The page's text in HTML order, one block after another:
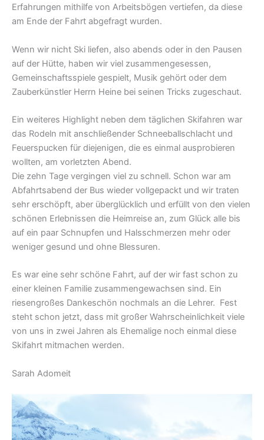
Erfahrungen mithilfe von Arbeitsbögen vertiefen, da diese
am Ende der Fahrt abgefragt wurden.
Wenn wir nicht Ski liefen, also abends oder in den Pausen
auf der Hütte, haben wir viel zusammengesessen,
Gemeinschaftsspiele gespielt, Musik gehört oder dem
Zauberkünstler Herrn Heine bei seinen Tricks zugeschaut.
Ein weiteres Highlight neben dem täglichen Skifahren war
das Rodeln mit anschließender Schneeballschlacht und
Feuerspucken für diejenigen, die es einmal ausprobieren
wollten, am vorletzten Abend.
Die zehn Tage vergingen viel zu schnell. Schon war am
Abfahrtsabend der Bus wieder vollgepackt und wir traten
sehr erschöpft, aber überglücklich und erfüllt von den vielen
schönen Erlebnissen die Heimreise an, zum Glück alle bis
auf ein paar Schnupfen und Halsschmerzen mehr oder
weniger gesund und ohne Blessuren.
Es war eine sehr schöne Fahrt, auf der wir fast schon zu
einer kleinen Familie zusammengewachsen sind. Ein
riesengroßes Dankeschön nochmals an die Lehrer. Fest
steht schon jetzt, dass mit großer Wahrscheinlichkeit viele
von uns in zwei Jahren als Ehemalige noch einmal diese
Skifahrt mitmachen werden.
Sarah Adomeit